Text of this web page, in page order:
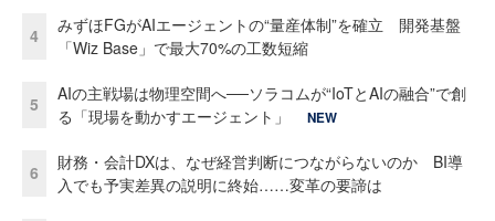
4
みずほFGがAIエージェントの“量産体制”を確立 開発基盤
「Wiz Base」で最大70%の工数短縮
5
AIの主戦場は物理空間へ──ソラコムが“IoTとAIの融合”で創
る「現場を動かすエージェント」
NEW
6
財務・会計DXは、なぜ経営判断につながらないのか BI導
入でも予実差異の説明に終始……変革の要諦は